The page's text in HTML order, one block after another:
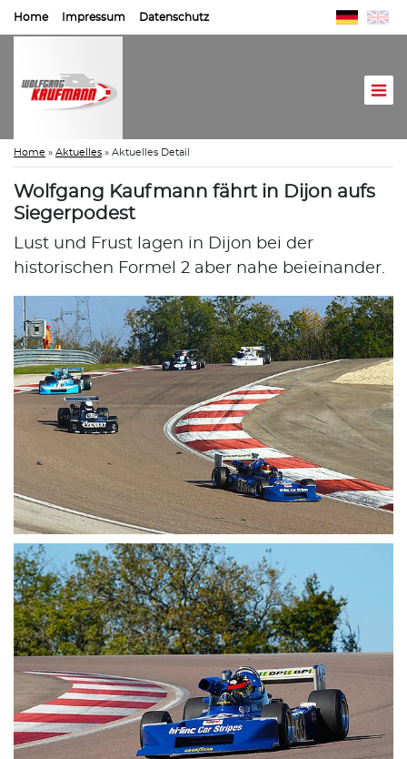
Home Impressum Datenschutz
Home » Aktuelles » Aktuelles Detail
Wolfgang Kaufmann fährt in Dijon aufs
Siegerpodest
Lust und Frust lagen in Dijon bei der
historischen Formel 2 aber nahe beieinander.